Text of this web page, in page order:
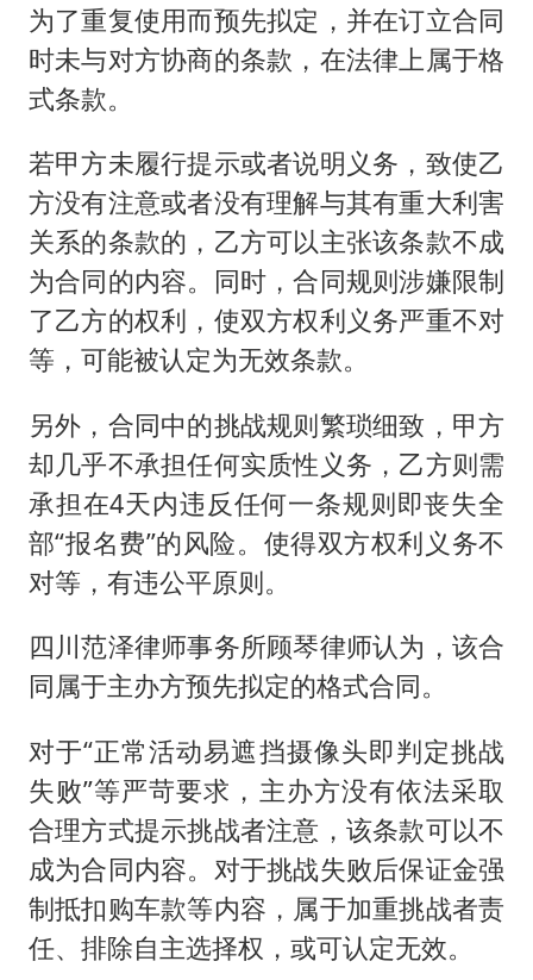
为了重复使用而预先拟定，并在订立合同
时未与对方协商的条款，在法律上属于格
式条款。
若甲方未履行提示或者说明义务，致使乙
方没有注意或者没有理解与其有重大利害
关系的条款的，乙方可以主张该条款不成
为合同的内容。同时，合同规则涉嫌限制
了乙方的权利，使双方权利义务严重不对
等，可能被认定为无效条款。
另外，合同中的挑战规则繁琐细致，甲方
却几乎不承担任何实质性义务，乙方则需
承担在4天内违反任何一条规则即丧失全
部“报名费”的风险。使得双方权利义务不
对等，有违公平原则。
四川范泽律师事务所顾琴律师认为，该合
同属于主办方预先拟定的格式合同。
对于“正常活动易遮挡摄像头即判定挑战
失败”等严苛要求，主办方没有依法采取
合理方式提示挑战者注意，该条款可以不
成为合同内容。对于挑战失败后保证金强
制抵扣购车款等内容，属于加重挑战者责
任、排除自主选择权，或可认定无效。